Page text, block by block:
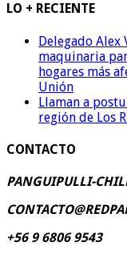
LO + RECIENTE
Delegado Alex
maquinaria
hogares más
Unión
Llaman a
región de Los
CONTACTO
PANGUIPULLI-
+56 9 6806 9543